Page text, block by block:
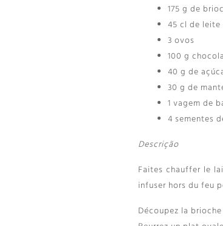
175 g de
45 cl de leite
3 ovos
100 g
40 g de
30 g de
1 vagem de
4 sementes
Descrição
Faites chauffer le
infuser hors du feu
Découpez la